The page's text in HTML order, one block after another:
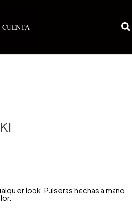
CUENTA
look, Pulseras hechas a mano